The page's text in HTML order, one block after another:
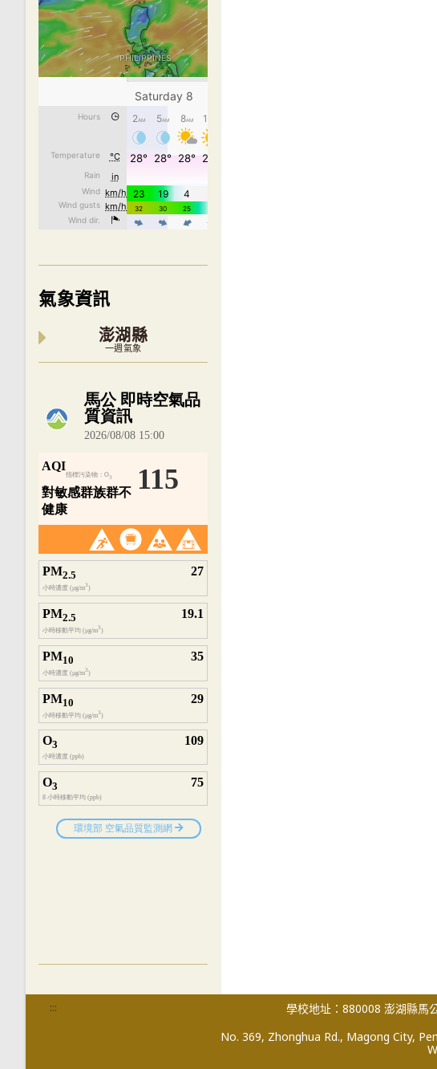
氣象資訊
澎湖縣
一週氣象
內嵌空氣品質小工具為視覺預覽，完整即時空氣品質資
::: 學校地址：880008 澎湖縣馬
No. 369, Zhonghua Rd., Magong City,